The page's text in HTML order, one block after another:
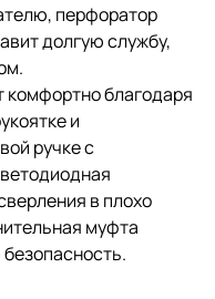
перфоратор
долгую службу,
комфортно благодаря
и
ручке с
в плохо
муфта